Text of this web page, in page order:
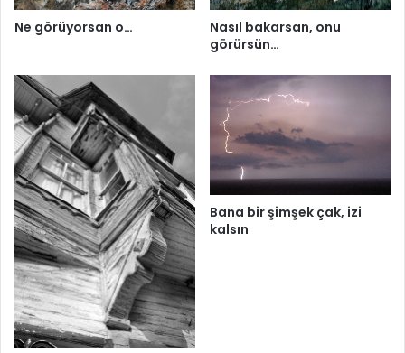
Ne görüyorsan o…
Nasıl bakarsan, onu
görürsün…
Bana bir şimşek çak, izi
kalsın